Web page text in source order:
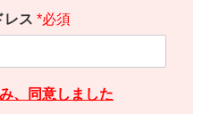
レス *必須
、同意しました